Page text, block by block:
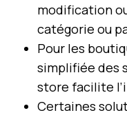
modification
catégorie ou
Pour les
simplifiée des
store facilite
Certaines